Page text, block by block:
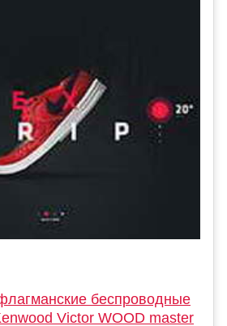
беспроводные
Victor WOOD master